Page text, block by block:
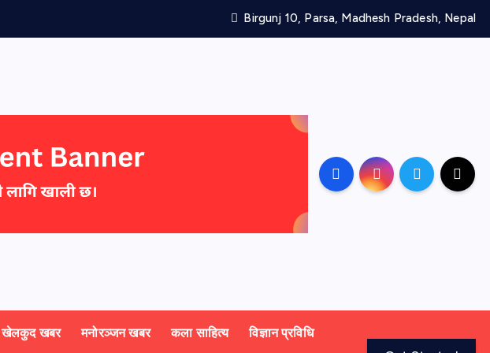
Birgunj 10, Parsa, Madhesh Pradesh, Nepal
खेलकुद खबर मनोरञ्जन खबर कला साहित्य विज्ञान प्रविधि